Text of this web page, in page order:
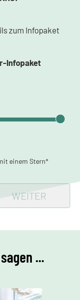
zum Infopaket
Infopaket
einem Stern*
WEITER
...